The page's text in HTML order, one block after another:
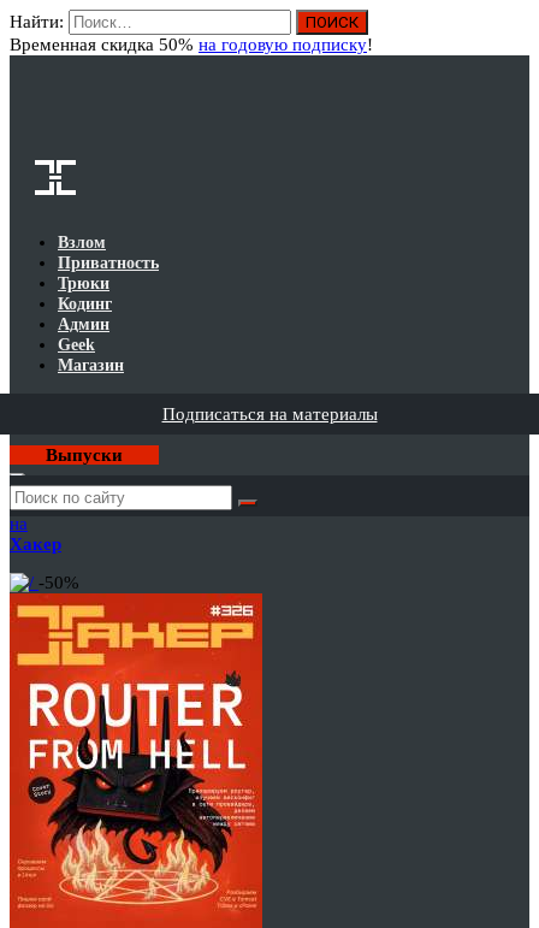
Найти:
Временная скидка 50% на годовую подписку!
Взлом
Приватность
Трюки
Кодинг
Админ
Geek
Магазин
Подписаться на материалы
Выпуски
Годовая
подписка
на
Хакер
-50%